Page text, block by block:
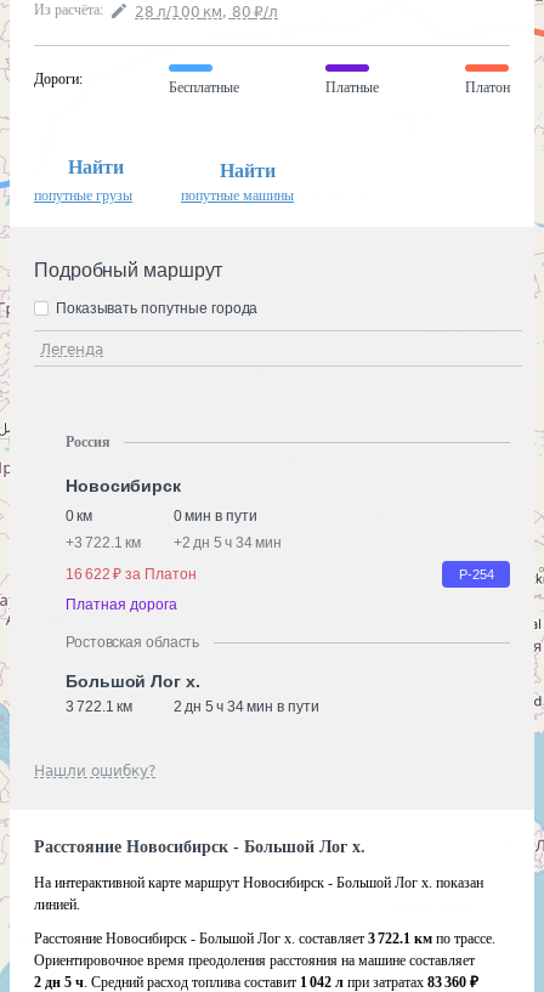
Из расчёта: 28 л/100 км, 80 ₽/л
Дороги:
Бесплатные Платные Платон
Найти
попутные грузы
Найти
попутные машины
Подробный маршрут
Легенда
Показывать попутные города
Россия
Новосибирск
0 км
0 мин в пути
+3 722.1 км +2 дн 5 ч 34 мин
16 622 ₽ за Платон
Р-254
Платная дорога
Ростовская область
Большой Лог х.
3 722.1 км 2 дн 5 ч 34 мин в пути
Нашли ошибку?
Расстояние Новосибирск - Большой Лог х.
На интерактивной карте маршрут Новосибирск - Большой Лог х. показан
линией.
Расстояние Новосибирск - Большой Лог х. составляет 3 722.1 км по трассе.
Ориентировочное время преодоления расстояния на машине составляет
2 дн 5 ч. Средний расход топлива составит 1 042 л при затратах 83 360 ₽